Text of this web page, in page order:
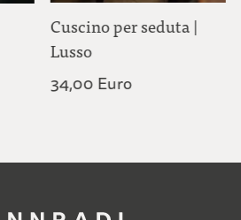
Cuscino per seduta |
Lusso
34,00 Euro